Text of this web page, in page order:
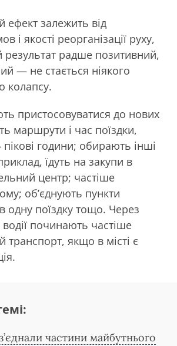
ефект залежить від
і якості реорганізації руху,
результат радше позитивний,
— не стається ніякого
колапсу.
пристосовуватися до нових
маршрути і час поїздки,
години; обирають інші
їдуть на закупи в
центр; частіше
об’єднують пункти
одну поїздку тощо. Через
водії починають частіше
транспорт, якщо в місті є
частини майбутнього